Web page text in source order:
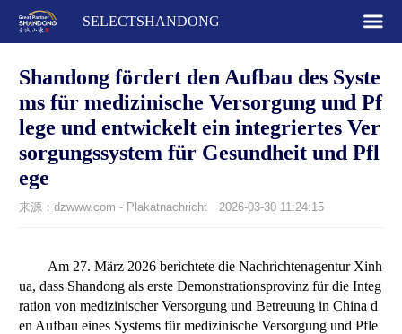
SELECTSHANDONG
Shandong fördert den Aufbau des Syste
ms für medizinische Versorgung und Pf
lege und entwickelt ein integriertes Ver
sorgungssystem für Gesundheit und Pfl
ege
来源：dzwww.com - Plakatnachricht 2026-03-30 11:24:15
Am 27. März 2026 berichtete die Nachrichtenagentur Xinh
ua, dass Shandong als erste Demonstrationsprovinz für die Integ
ration von medizinischer Versorgung und Betreuung in China d
en Aufbau eines Systems für medizinische Versorgung und Pfle